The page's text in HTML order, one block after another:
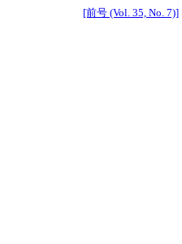
[前号 (Vol. 35, No. 7)]